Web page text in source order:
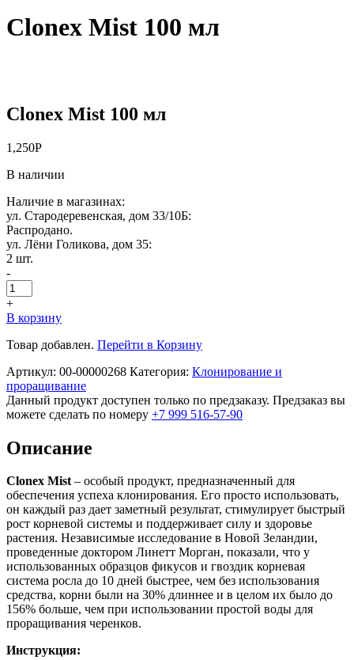
Clonex Mist 100 мл
Clonex Mist 100 мл
1,250Р
В наличии
Наличие в магазинах:
ул. Стародеревенская, дом 33/10Б:
Распродано.
ул. Лёни Голикова, дом 35:
2 шт.
-
+
В корзину
Товар добавлен. Перейти в Корзину
Артикул: 00-00000268 Категория: Клонирование и
проращивание
Данный продукт доступен только по предзаказу. Предзаказ вы
можете сделать по номеру +7 999 516-57-90
Описание
Clonex Mist– особый продукт, предназначенный для
обеспечения успеха клонирования. Его просто использовать,
он каждый раз дает заметный результат, стимулирует быстрый
рост корневой системы и поддерживает силу и здоровье
растения. Независимые исследование в Новой Зеландии,
проведенные доктором Линетт Морган, показали, что у
использованных образцов фикусов и гвоздик корневая
система росла до 10 дней быстрее, чем без использования
средства, корни были на 30% длиннее и в целом их было до
156% больше, чем при использовании простой воды для
проращивания черенков.
Инструкция: